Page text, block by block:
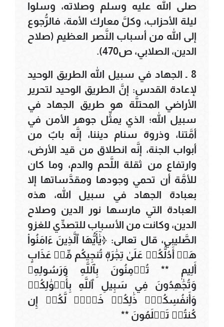
صلى الله عليه وسلم وصلاته، وسلوا
ليلة الأحزاب، وكلَّ معارك الأمة، فالرُّجوع
إلى الله من أسباب النَّصر العظيم (صلاح
الدين، الصلابي، ص470).
8 ـ الجهاد في سبيل الله الطريق الوحيد
لإعادة القدس: إنَّ الطريق الوحيد لتحرير
الأراضي المحتلَّة هو طريق الجهاد في
سبيل الله؛ الذي يمثِّل جوهر الأمن في
أمَّتنا، وذروة سنام ديننا، إنَّه بابٌ من
أبواب الجنة، إنَّه انطلاق من قيد الأرض،
وارتفاع من ثقلة اللَّحم والدم، وما كان
للأمَّة أن تحمي وجودها ومقدَّساتها إلا
بعبادة الجهاد في سبيل الله، هذه
العبادة التي مارسها نور الدين وصلاح
الدين، وكانت من الأسباب للتصدِّي للغزو
الصَّليبي، قال تعالى: ﴿يَٰٓأَيُّهَا ٱلَّذِينَ ءَامَنُواْ
هَلۡ أَدُلُّكُمۡ عَلَىٰ تِجَٰرَةٖ تُنجِيكُم مِّنۡ عَذَابٍ
أَلِيمٖ ** تُؤۡمِنُونَ بِٱللَّهِ وَرَسُولِهِۦ
وَتُجَٰهِدُونَ فِي سَبِيلِ ٱللَّهِ بِأَمۡوَٰلِكُمۡ
وَأَنفُسِكُمۡۚ ذَٰلِكُمۡ خَيۡرٞ لَّكُمۡ إِن
كُنتُمۡ تَعۡلَمُونَ **